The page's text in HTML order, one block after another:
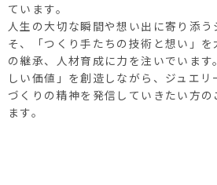
ています。
人生の大切な瞬間や想い出に寄り添う
そ、「つくり手たちの技術と想い」
の継承、人材育成に力を注いでいま
しい価値」を創造しながら、ジュエ
づくりの精神を発信していきたい方
ます。